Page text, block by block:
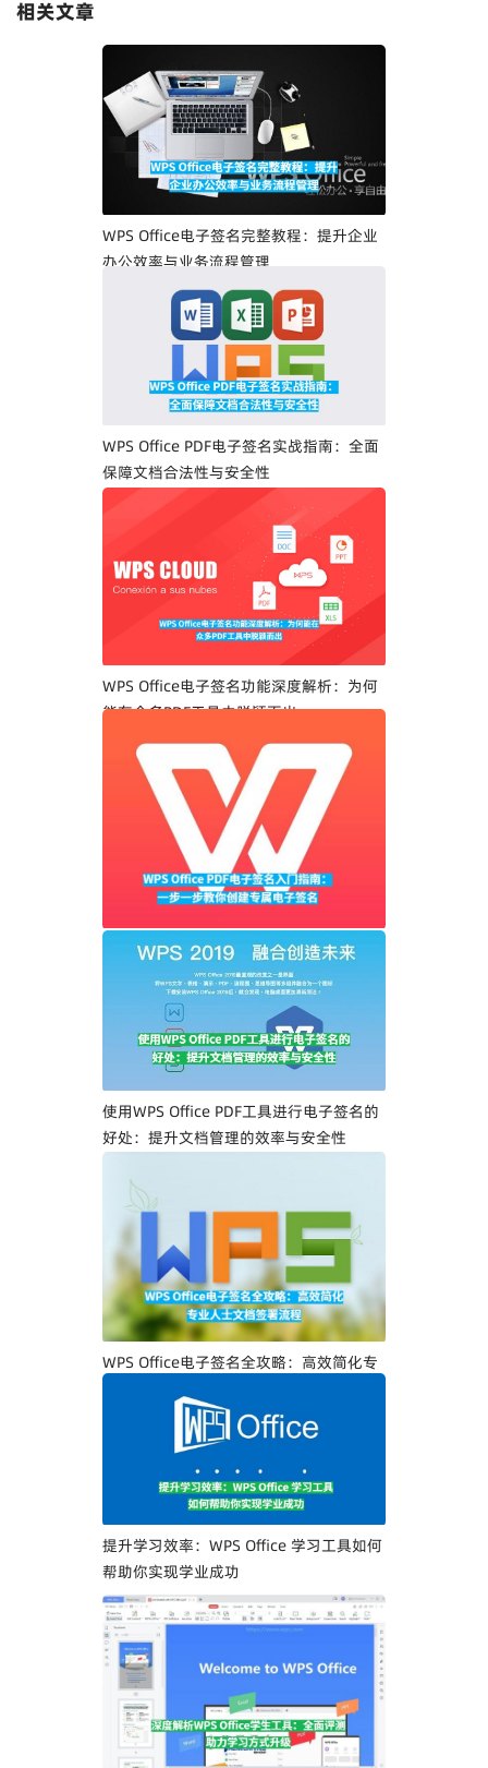
相关文章
WPS Office电子签名完整教程：提升企业
办公效率与业务流程管理
WPS Office PDF电子签名实战指南：全面
保障文档合法性与安全性
WPS Office电子签名功能深度解析：为何
能在众多PDF工具中脱颖而出
WPS Office PDF电子签名入门指南：一步
一步教你创建专属电子签名
使用WPS Office PDF工具进行电子签名的
好处：提升文档管理的效率与安全性
WPS Office电子签名全攻略：高效简化专
提升学习效率：WPS Office 学习工具如何
帮助你实现学业成功